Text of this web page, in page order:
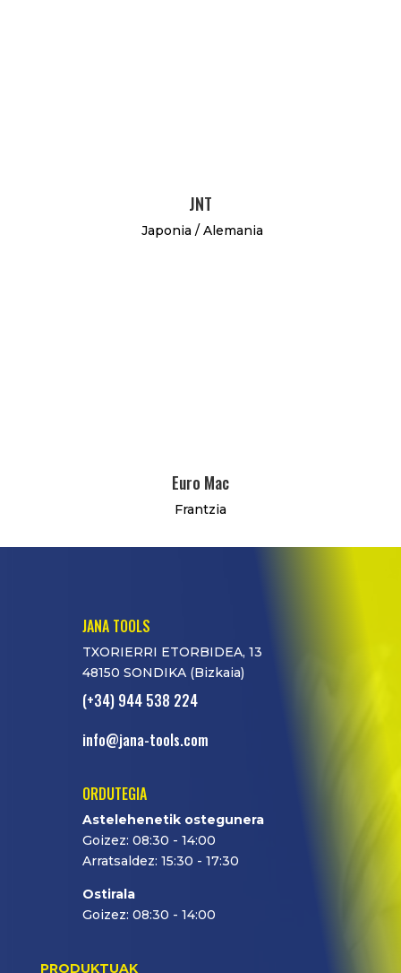
JNT
Japonia / Alemania
Euro Mac
Frantzia
JANA TOOLS
TXORIERRI ETORBIDEA, 13
48150 SONDIKA (Bizkaia)
(+34) 944 538 224
info@jana-tools.com
ORDUTEGIA
Astelehenetik ostegunera
Goizez: 08:30 - 14:00
Arratsaldez: 15:30 - 17:30
Ostirala
Goizez: 08:30 - 14:00
PRODUKTUAK